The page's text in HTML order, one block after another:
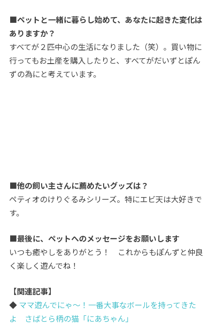
■ペットと一緒に暮らし始めて、あなたに起きた変化は
ありますか？
すべてが２匹中心の生活になりました（笑）。買い物に
行ってもお土産を購入したりと、すべてがだいずとぽん
ずの為にと考えています。
■他の飼い主さんに薦めたいグッズは？
ペティオのけりぐるみシリーズ。特にエビ天は大好きで
す。
■最後に、ペットへのメッセージをお願いします
いつも癒やしをありがとう！ これからもぽんずと仲良
く楽しく遊んでね！
【関連記事】
◆ ママ遊んでにゃ～！一番大事なボールを持ってきた
よ さばとら柄の猫「にあちゃん」